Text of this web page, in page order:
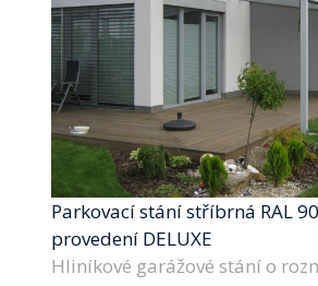
Parkovací stání stříbrná RAL
provedení DELUXE
Hliníkové garážové stání o